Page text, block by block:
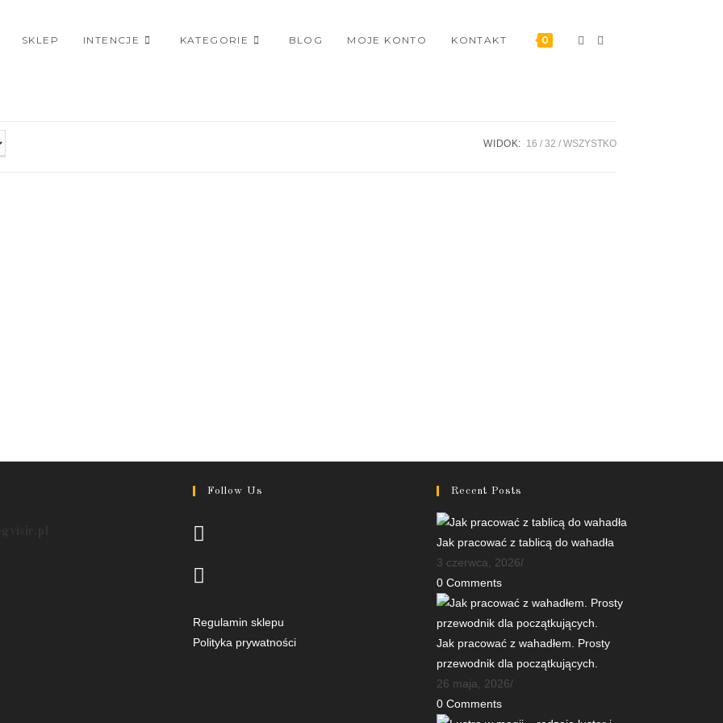
SKLEP INTENCJE KATEGORIE BLOG MOJE KONTO KONTAKT 0
WIDOK: 16 32 WSZYSTKO
Follow Us
new
tab
Regulamin sklepu
Polityka prywatności
Recent Posts
Jak pracować z tablicą do wahadła
3 czerwca, 2026/
0 Comments
Jak pracować z wahadłem. Prosty
przewodnik dla początkujących.
26 maja, 2026/
0 Comments